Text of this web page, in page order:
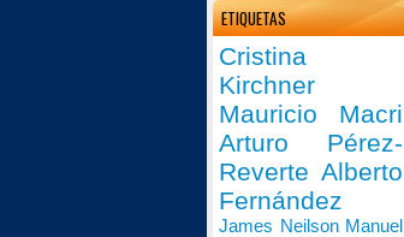
ETIQUETAS
Cristina
Kirchner
Mauricio Macri
Arturo Pérez-
Reverte Alberto
Fernández
James Neilson Manuel